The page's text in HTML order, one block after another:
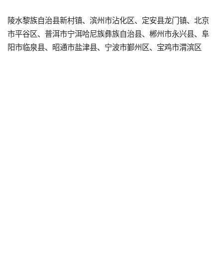
陵水黎族自治县新村镇、滨州市沾化区、定安县龙门镇、北京
市平谷区、普洱市宁洱哈尼族彝族自治县、郴州市永兴县、阜
阳市临泉县、昭通市盐津县、宁波市鄞州区、宝鸡市渭滨区